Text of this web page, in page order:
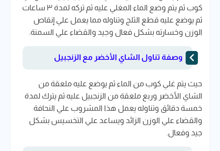
كوب ثم يتم وضع الماء المغلي عليه ثم تركه لمدة ٣ ساعات
ثم يوضع عليه قطع الثلج وتناوله مما يعمل علي إنقاص
الوزن وخسارته بشكل فعال وجيد والقضاء علي السمنة.
وصفة تناول الشاي الأخضر مع الزنجبيل
حيث يتم غلي كوب من الماء ثم يوضع عليه ملعقة من
الشاي الأخضر وربع ملعقة من الزنجبيل عليه ثم يترك لمدة
خمسة دقائق وتناوله يعمل هذا المشروب علي النحافة
والقضاء علي الوزن الزائد ويساعد علي التخسيس بشكل
جيد وفعال.